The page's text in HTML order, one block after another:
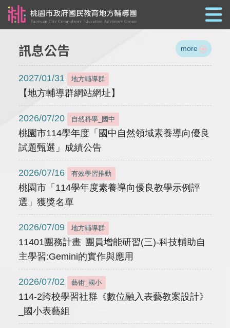
訊息公告 more
2027/01/31 地方輔導群
【地方輔導群網站網址】
2026/07/20 自然科學_國中
桃園市114學年度「國中自然領域素養導向優良
試題甄選」成績公告
2026/07/16 有效學習推動
桃園市「114學年度素養導向優良教學示例評
選」獲獎名單
2026/07/09 地方輔導群
11401團務計畫 團員增能研習(三)-科技輔助自
主學習:Gemini的實作與應用
2026/07/02 藝術_國小
114-2跨校學習社群《數位融入表藝教案設計》
_國小表藝組